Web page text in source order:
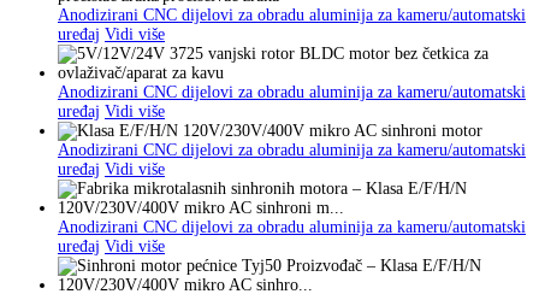
Anodizirani CNC dijelovi za obradu aluminija za kameru/automatski
uređaj Vidi više
Anodizirani CNC dijelovi za obradu aluminija za kameru/automatski
uređaj Vidi više
Anodizirani CNC dijelovi za obradu aluminija za kameru/automatski
uređaj Vidi više
Anodizirani CNC dijelovi za obradu aluminija za kameru/automatski
uređaj Vidi više